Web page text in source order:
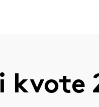
kvote